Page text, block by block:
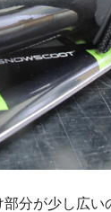
分が少し広い